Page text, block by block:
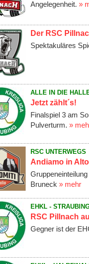
Angelegenheit. »
Der RSC
Spektakuläres
ALLE IN DIE
Jetzt zählt´s!
Finalspiel 3 am
Pulverturm. »
RSC UNTERWEGS
Andiamo in
Bruneck » mehr
EHKL -
RSC Pillnach
Gegner ist der